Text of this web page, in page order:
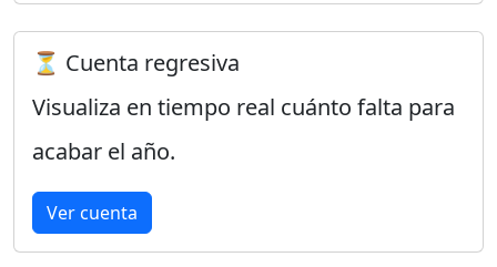
⏳ Cuenta regresiva
Visualiza en tiempo real cuánto falta para
acabar el año.
Ver cuenta